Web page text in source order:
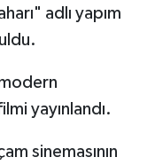
adlı yapım
modern
yayınlandı.
sinemasının